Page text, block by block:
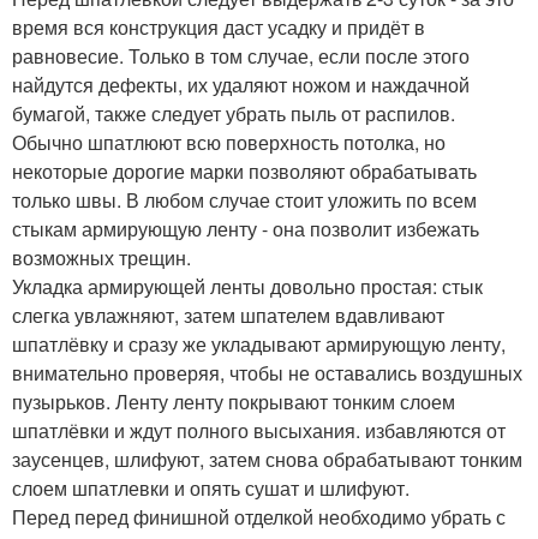
время вся конструкция даст усадку и придёт в
равновесие. Только в том случае, если после этого
найдутся дефекты, их удаляют ножом и наждачной
бумагой, также следует убрать пыль от распилов.
Обычно шпатлюют всю поверхность потолка, но
некоторые дорогие марки позволяют обрабатывать
только швы. В любом случае стоит уложить по всем
стыкам армирующую ленту - она позволит избежать
возможных трещин.
Укладка армирующей ленты довольно простая: стык
слегка увлажняют, затем шпателем вдавливают
шпатлёвку и сразу же укладывают армирующую ленту,
внимательно проверяя, чтобы не оставались воздушных
пузырьков. Ленту ленту покрывают тонким слоем
шпатлёвки и ждут полного высыхания. избавляются от
заусенцев, шлифуют, затем снова обрабатывают тонким
слоем шпатлевки и опять сушат и шлифуют.
Перед перед финишной отделкой необходимо убрать с